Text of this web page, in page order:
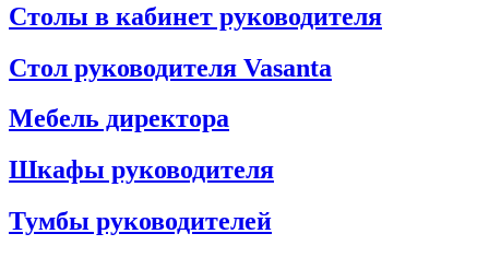
Столы в кабинет руководителя
Стол руководителя Vasanta
Мебель директора
Шкафы руководителя
Тумбы руководителей